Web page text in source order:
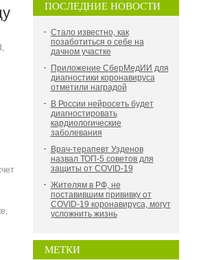
ПОСЛЕДНИЕ НОВОСТИ
Стало известно, как
позаботиться о себе на
дачном участке
Приложение СберМедИИ для
диагностики коронавируса
отметили наградой
В России нейросеть будет
диагностировать
кардиологические
заболевания
Врач-терапевт Узденов
назвал ТОП-5 советов для
защиты от COVID-19
Жителям в РФ, не
поставившим прививку от
COVID-19 коронавируса, могут
усложнить жизнь
МЕТКИ